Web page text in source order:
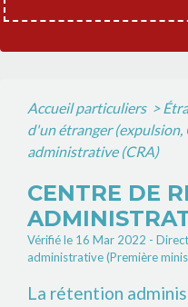
Accueil particuliers >
d'un étranger (expulsion,
administrative (CRA)
CENTRE DE
Vérifié le 16 Mar 2022 -
administrative (Première
La rétention